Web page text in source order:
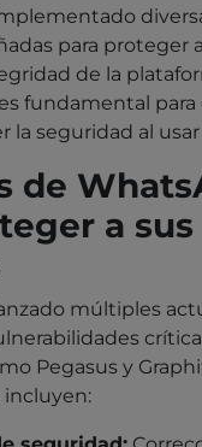
para proteger
de la
fundamental
la seguridad al usar
de
a sus
múltiples
Pegasus y
incluyen: